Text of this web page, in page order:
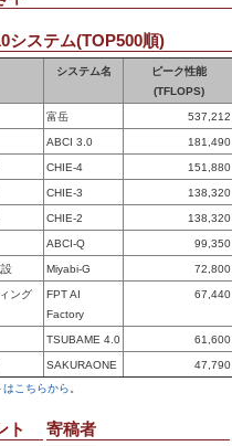
システム(TOP500順)
システム名
ピーク性能
(TFLOPS)
富岳 537,212
ABCI 3.0 181,490
CHIE-4 151,880
CHIE-3 138,320
CHIE-2 138,320
ABCI-Q 99,350
Miyabi-G 72,800
ング
FPT AI
Factory
67,440
TSUBAME 4.0 61,600
SAKURAONE
47,790
こちらから
ト 寄稿者